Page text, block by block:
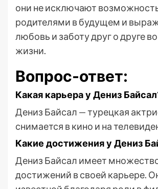
они не исключают
родителями в будущем и
любовь и заботу друг о друге
жизни.
Вопрос-ответ:
Какая карьера у Дениз
Дениз Байсал — турецкая
снимается в кино и на
Какие достижения у Дениз
Дениз Байсал имеет
достижений в своей карьере.